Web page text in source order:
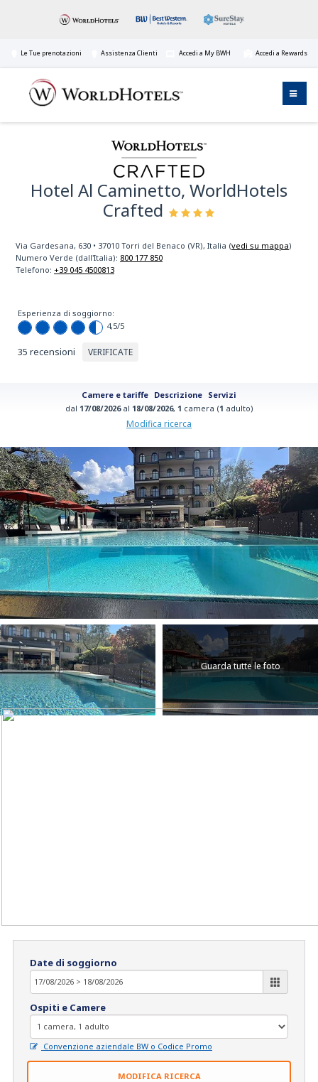
Le Tue prenotazioni Assistenza Clienti Accedi a My BWH Accedi a Rewards
Hotel Al Caminetto, WorldHotels
Crafted
Via Gardesana, 630 • 37010 Torri del Benaco (VR), Italia (vedi su mappa)
Numero Verde (dall'Italia): 800 177 850
Telefono: +39 045 4500813
Esperienza di soggiorno:
4,5/5
35 recensioni VERIFICATE
Camere e tariffe Descrizione Servizi
dal 17/08/2026al 18/08/2026, 1 camera (1 adulto)
Modifica ricerca
Guarda tutte le foto
Date di soggiorno
Ospiti e Camere
Convenzione aziendale BW o Codice Promo
MODIFICA RICERCA